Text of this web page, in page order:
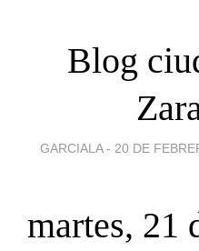
Blog
GARCIALA - 20 DE
martes, 21